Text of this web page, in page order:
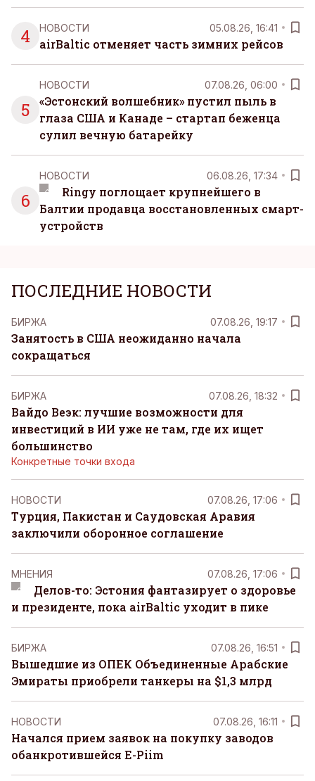
4 НОВОСТИ 05.08.26, 16:41
airBaltic отменяет часть зимних рейсов
5
НОВОСТИ 07.08.26, 06:00
«Эстонский волшебник» пустил пыль в
глаза США и Канаде – стартап беженца
сулил вечную батарейку
6
НОВОСТИ 06.08.26, 17:34
Ringy поглощает крупнейшего в
Балтии продавца восстановленных смарт-
устройств
ПОСЛЕДНИЕ НОВОСТИ
БИРЖА 07.08.26, 19:17
Занятость в США неожиданно начала
сокращаться
БИРЖА 07.08.26, 18:32
Вайдо Веэк: лучшие возможности для
инвестиций в ИИ уже не там, где их ищет
большинство
Конкретные точки входа
НОВОСТИ 07.08.26, 17:06
Турция, Пакистан и Саудовская Аравия
заключили оборонное соглашение
MНЕНИЯ 07.08.26, 17:06
Делов-то: Эстония фантазирует о здоровье
и президенте, пока airBaltic уходит в пике
БИРЖА 07.08.26, 16:51
Вышедшие из ОПЕК Объединенные Арабские
Эмираты приобрели танкеры на $1,3 млрд
НОВОСТИ 07.08.26, 16:11
Начался прием заявок на покупку заводов
обанкротившейся E-Piim